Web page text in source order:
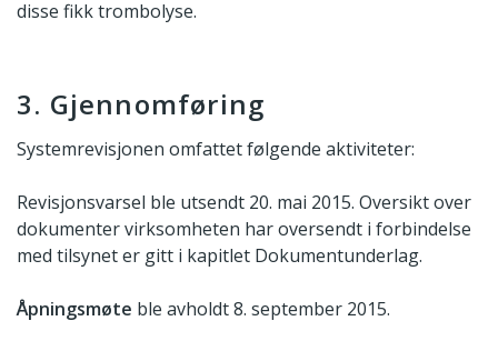
disse fikk trombolyse.
3. Gjennomføring
Systemrevisjonen omfattet følgende aktiviteter:
Revisjonsvarsel ble utsendt 20. mai 2015. Oversikt over
dokumenter virksomheten har oversendt i forbindelse
med tilsynet er gitt i kapitlet Dokumentunderlag.
Åpningsmøte ble avholdt 8. september 2015.